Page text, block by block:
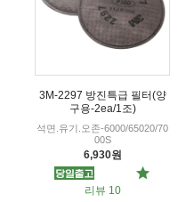
3M-2297 방진특급 필터(양
구용-2ea/1조)
석면.유기.오존-6000/65020/70
00S
6,930원
리뷰 10